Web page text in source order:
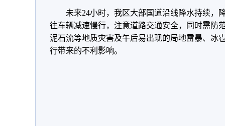
未来24小时，我区大部国道沿线降水持续，
往车辆减速慢行，注意道路交通安全，同时需防
泥石流等地质灾害及午后易出现的局地雷暴、冰
行带来的不利影响。